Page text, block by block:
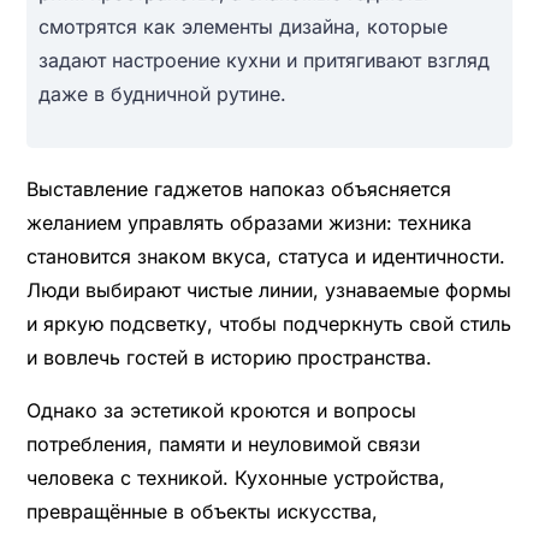
смотрятся как элементы дизайна, которые
задают настроение кухни и притягивают взгляд
даже в будничной рутине.
Выставление гаджетов напоказ объясняется
желанием управлять образами жизни: техника
становится знаком вкуса, статуса и идентичности.
Люди выбирают чистые линии, узнаваемые формы
и яркую подсветку, чтобы подчеркнуть свой стиль
и вовлечь гостей в историю пространства.
Однако за эстетикой кроются и вопросы
потребления, памяти и неуловимой связи
человека с техникой. Кухонные устройства,
превращённые в объекты искусства,